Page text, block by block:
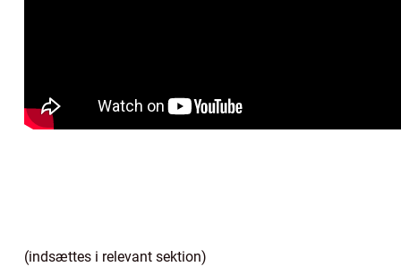
(indsættes i relevant sektion)